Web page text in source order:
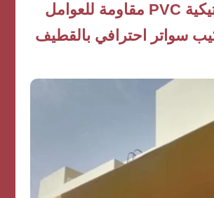
سواتر بلاستيكية PVC مقاومة للعوامل
سواتر احترافي بالقطيف